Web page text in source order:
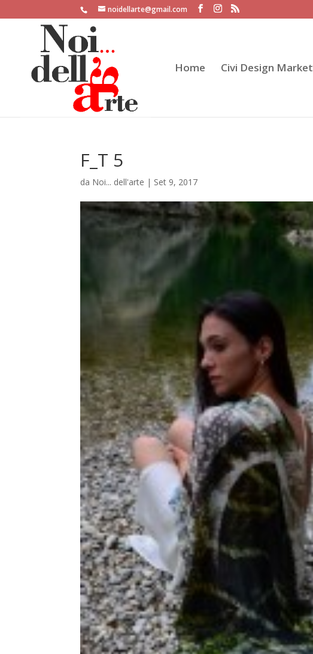
noidellarte@gmail.com
Home Civi Design Market
F_T 5
da Noi... dell'arte | Set 9, 2017